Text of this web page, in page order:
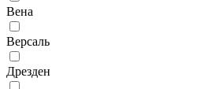
Вена
Версаль
Дрезден